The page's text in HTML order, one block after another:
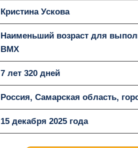
Кристина Ускова
Наименьший возраст для
BMX
7 лет 320 дней
Россия, Самарская область,
15 декабря 2025 года